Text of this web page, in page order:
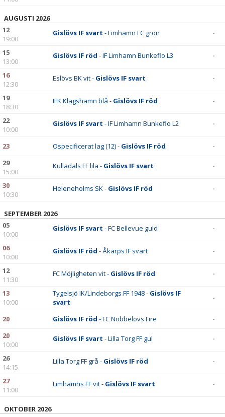
AUGUSTI 2026
12
19:00
Gislövs IF svart - Limhamn FC grön -
15
13:00
Gislövs IF röd - IF Limhamn Bunkeflo L3 -
16
12:30
Eslövs BK vit - Gislövs IF svart -
19
18:30
IFK Klagshamn blå - Gislövs IF röd -
22
10:00
Gislövs IF svart - IF Limhamn Bunkeflo L2 -
23 Ospecificerat lag (12) - Gislövs IF röd
-
29
15:00
Kulladals FF lila - Gislövs IF svart -
30
10:30
Heleneholms SK - Gislövs IF röd -
SEPTEMBER 2026
05
10:00
Gislövs IF svart - FC Bellevue guld -
06
10:00
Gislövs IF röd - Åkarps IF svart -
12
11:30
FC Möjligheten vit - Gislövs IF röd -
13
10:00
Tygelsjö IK/Lindeborgs FF 1948 - Gislövs IF
svart
-
20 Gislövs IF röd - FC Nöbbelövs Fire
-
20
10:00
Gislövs IF svart - Lilla Torg FF gul -
26
14:15
Lilla Torg FF grå - Gislövs IF röd -
27
11:00
Limhamns FF vit - Gislövs IF svart -
OKTOBER 2026